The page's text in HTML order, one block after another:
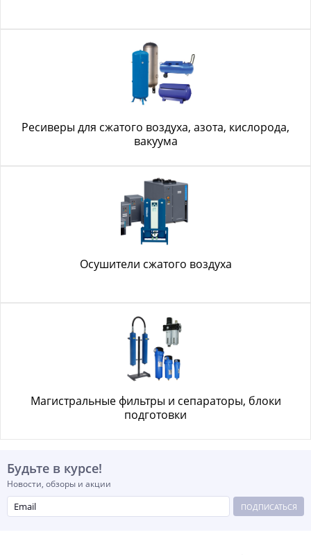
Ресиверы для сжатого воздуха, азота, кислорода,
вакуума
Осушители сжатого воздуха
Магистральные фильтры и сепараторы, блоки
подготовки
Будьте в курсе!
Новости, обзоры и акции
ПОДПИСАТЬСЯ